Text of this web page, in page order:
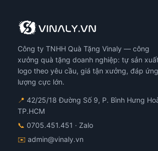
Công ty TNHH Quà Tặng Vinaly — công
xưởng quà tặng doanh nghiệp: tự sản
logo theo yêu cầu, giá tận xưởng, đáp
lượng cực lớn.
📍 42/25/18 Đường Số 9, P. Bình Hưng
TP.HCM
📞 0705.451.451 · Zalo
✉️ admin@vinaly.vn